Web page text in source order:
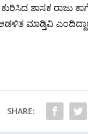
ಶಾಸಕ‌ ರಾಜು
ಮಾಡ್ತಿವಿ
SHARE: